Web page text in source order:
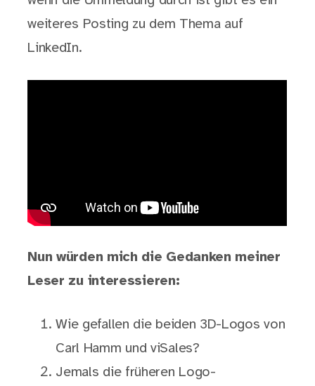
weiteres Posting zu dem Thema auf
LinkedIn.
Nun würden mich die Gedanken meiner
Leser zu interessieren:
Wie gefallen die beiden 3D-Logos von
Carl Hamm und viSales?
Jemals die früheren Logo-